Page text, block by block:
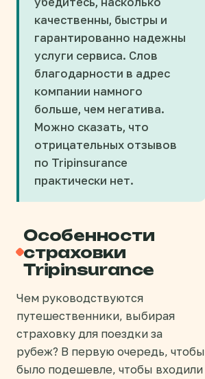
качественны, быстры и
гарантированно надежны
услуги сервиса. Слов
благодарности в адрес
компании намного
больше, чем негатива.
Можно сказать, что
отрицательных отзывов
по Tripinsurance
практически нет.
Особенности
страховки
Tripinsurance
Чем руководствуются
путешественники, выбирая
страховку для поездки за
рубеж? В первую очередь, чтобы
было подешевле, чтобы входили